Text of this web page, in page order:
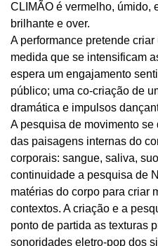
CLIMÃO é vermelho, úmido,
brilhante e over.
A performance pretende
medida que se intensificam
espera um engajamento
público; uma co-criação de
dramática e impulsos
A pesquisa de movimento
das paisagens internas do
corporais: sangue, saliva,
continuidade a pesquisa de
matérias do corpo para criar
contextos. A criação e a
ponto de partida as texturas
sonoridades eletro-pop dos